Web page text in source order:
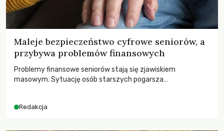
Maleje bezpieczeństwo cyfrowe seniorów, a
przybywa problemów finansowych
Problemy finansowe seniorów stają się zjawiskiem
masowym. Sytuację osób starszych pogarsza
Redakcja